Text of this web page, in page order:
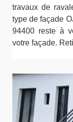
travaux de
type de façade
94400 reste à
votre façade.